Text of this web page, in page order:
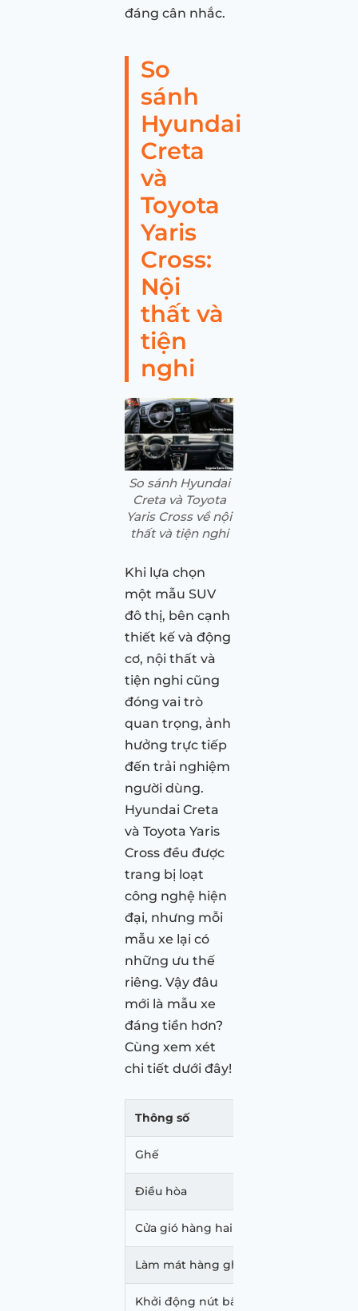
đáng cân nhắc.
So
sánh
Hyundai
Creta
và
Toyota
Yaris
Cross:
Nội
thất và
tiện
nghi
So sánh Hyundai
Creta và Toyota
Yaris Cross về nội
thất và tiện nghi
Khi lựa chọn
một mẫu SUV
đô thị, bên cạnh
thiết kế và động
cơ, nội thất và
tiện nghi cũng
đóng vai trò
quan trọng, ảnh
hưởng trực tiếp
đến trải nghiệm
người dùng.
Hyundai Creta
và Toyota Yaris
Cross đều được
trang bị loạt
công nghệ hiện
đại, nhưng mỗi
mẫu xe lại có
những ưu thế
riêng. Vậy đâu
mới là mẫu xe
đáng tiền hơn?
Cùng xem xét
chi tiết dưới đây!
Thông số
Ghế
Điều hòa
Cửa gió hàng hai
Làm mát hàng ghế trước
Khởi động nút bấm